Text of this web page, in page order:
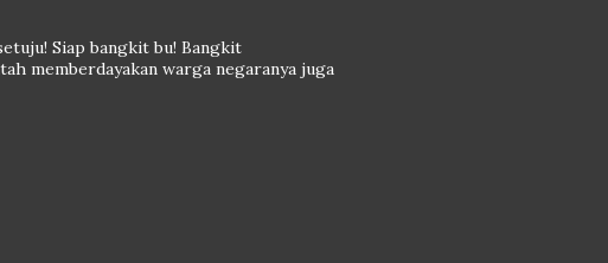
Siap bangkit bu! Bangkit
memberdayakan warga negaranya juga